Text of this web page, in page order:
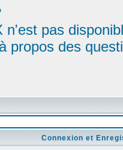
n'est pas
propos des
Connexion et